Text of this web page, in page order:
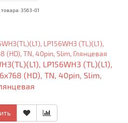
товара: 3563-01
LP156WH3 (TL)(L1),
(HD), TN, 40pin, Slim,